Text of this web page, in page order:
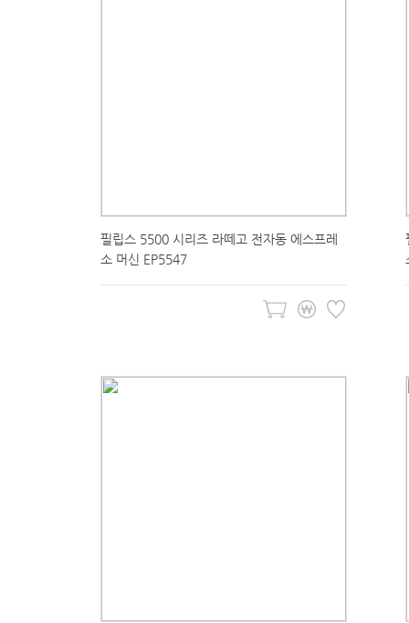
필립스 5500 시리즈 라떼고 전자동 에스프레
소 머신 EP5547